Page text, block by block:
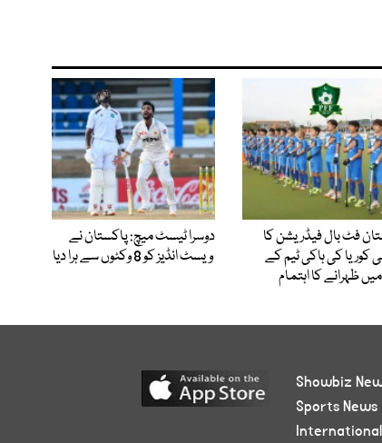
فٹ بال فیڈریشن کا
کوریا کی ہاکی ٹیم کے
میں ظہرانے کا اہتمام
دوسرا ٹیسٹ میچ: پاکستان نے
ویسٹ انڈیز کو 8 وکٹوں سے ہرا دیا
Showbiz
Sports News